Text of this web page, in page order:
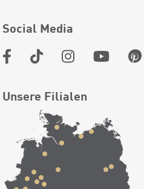
Social Media
Unsere Filialen